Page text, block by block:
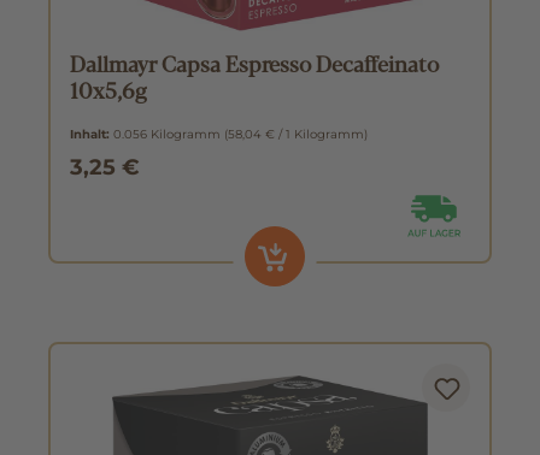
Dallmayr Capsa Espresso Decaffeinato
10x5,6g
Inhalt: 0.056 Kilogramm (58,04 € / 1 Kilogramm)
3,25 €